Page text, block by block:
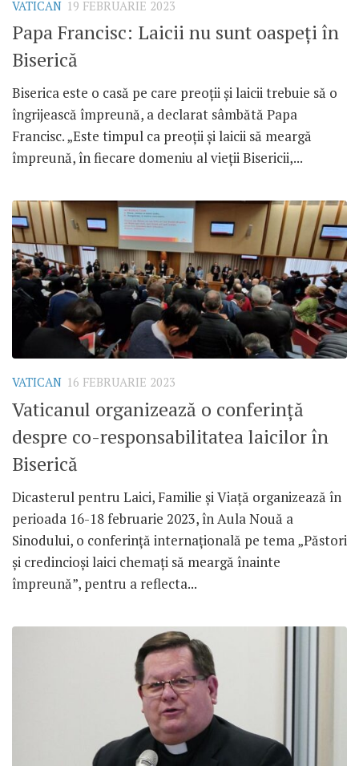
VATICAN 19 FEBRUARIE 2023
Papa Francisc: Laicii nu sunt oaspeți în
Biserică
Biserica este o casă pe care preoții și laicii trebuie să o
îngrijească împreună, a declarat sâmbătă Papa
Francisc. „Este timpul ca preoții și laicii să meargă
împreună, în fiecare domeniu al vieții Bisericii,...
VATICAN 16 FEBRUARIE 2023
Vaticanul organizează o conferință
despre co-responsabilitatea laicilor în
Biserică
Dicasterul pentru Laici, Familie și Viață organizează în
perioada 16-18 februarie 2023, în Aula Nouă a
Sinodului, o conferință internațională pe tema „Păstori
și credincioși laici chemați să meargă înainte
împreună”, pentru a reflecta...